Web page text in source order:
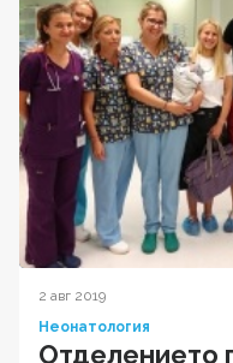
2 авг 2019
Неонатология
Отделението